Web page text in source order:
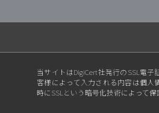
当サイトはDigiCert社発行のSSL電
客様によって入力される内容は個人
時にSSLという暗号化技術によって保